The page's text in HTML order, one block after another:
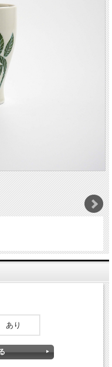
あり